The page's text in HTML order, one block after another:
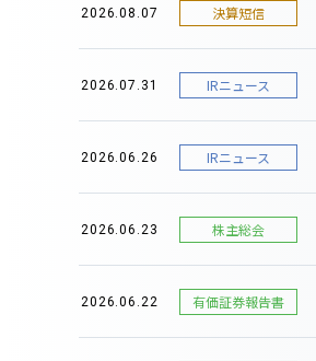
2026.08.07 決算短信
2026.07.31 IRニュース
2026.06.26 IRニュース
2026.06.23 株主総会
2026.06.22 有価証券報告書